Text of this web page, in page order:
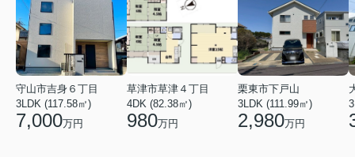
守山市吉身６丁目
3LDK (117.58㎡)
7,000万円
草津市草津４丁目
4DK (82.38㎡)
980万円
栗東市下戸山
3LDK (111.99㎡)
2,980万円